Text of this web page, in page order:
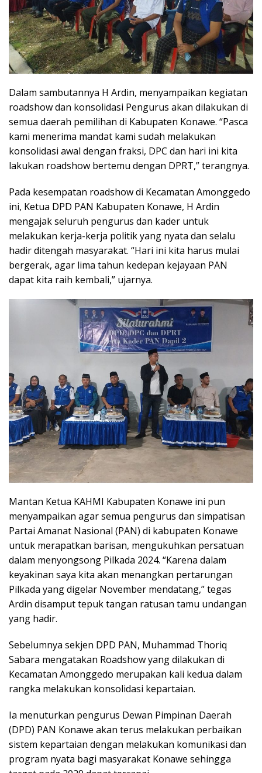
Dalam sambutannya H Ardin, menyampaikan kegiatan
roadshow dan konsolidasi Pengurus akan dilakukan di
semua daerah pemilihan di Kabupaten Konawe. “Pasca
kami menerima mandat kami sudah melakukan
konsolidasi awal dengan fraksi, DPC dan hari ini kita
lakukan roadshow bertemu dengan DPRT,” terangnya.
Pada kesempatan roadshow di Kecamatan Amonggedo
ini, Ketua DPD PAN Kabupaten Konawe, H Ardin
mengajak seluruh pengurus dan kader untuk
melakukan kerja-kerja politik yang nyata dan selalu
hadir ditengah masyarakat. “Hari ini kita harus mulai
bergerak, agar lima tahun kedepan kejayaan PAN
dapat kita raih kembali,” ujarnya.
Mantan Ketua KAHMI Kabupaten Konawe ini pun
menyampaikan agar semua pengurus dan simpatisan
Partai Amanat Nasional (PAN) di kabupaten Konawe
untuk merapatkan barisan, mengukuhkan persatuan
dalam menyongsong Pilkada 2024. “Karena dalam
keyakinan saya kita akan menangkan pertarungan
Pilkada yang digelar November mendatang,” tegas
Ardin disamput tepuk tangan ratusan tamu undangan
yang hadir.
Sebelumnya sekjen DPD PAN, Muhammad Thoriq
Sabara mengatakan Roadshow yang dilakukan di
Kecamatan Amonggedo merupakan kali kedua dalam
rangka melakukan konsolidasi kepartaian.
Ia menuturkan pengurus Dewan Pimpinan Daerah
(DPD) PAN Konawe akan terus melakukan perbaikan
sistem kepartaian dengan melakukan komunikasi dan
program nyata bagi masyarakat Konawe sehingga